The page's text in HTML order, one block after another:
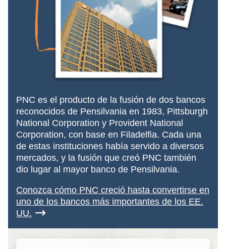
PNC es el producto de la fusión de dos bancos
reconocidos de Pensilvania en 1983, Pittsburgh
National Corporation y Provident National
Corporation, con base en Filadelfia. Cada una
de estas instituciones había servido a diversos
mercados, y la fusión que creó PNC también
dio lugar al mayor banco de Pensilvania.
Conozca cómo PNC creció hasta convertirse en
uno de los bancos más importantes de los EE.
UU.